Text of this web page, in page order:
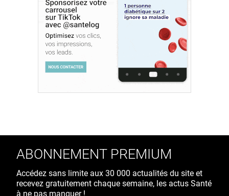
ABONNEMENT PREMIUM
Accédez sans limite aux 30 000 actualités du site et
recevez gratuitement chaque semaine, les actus Santé
à ne pas manquer !